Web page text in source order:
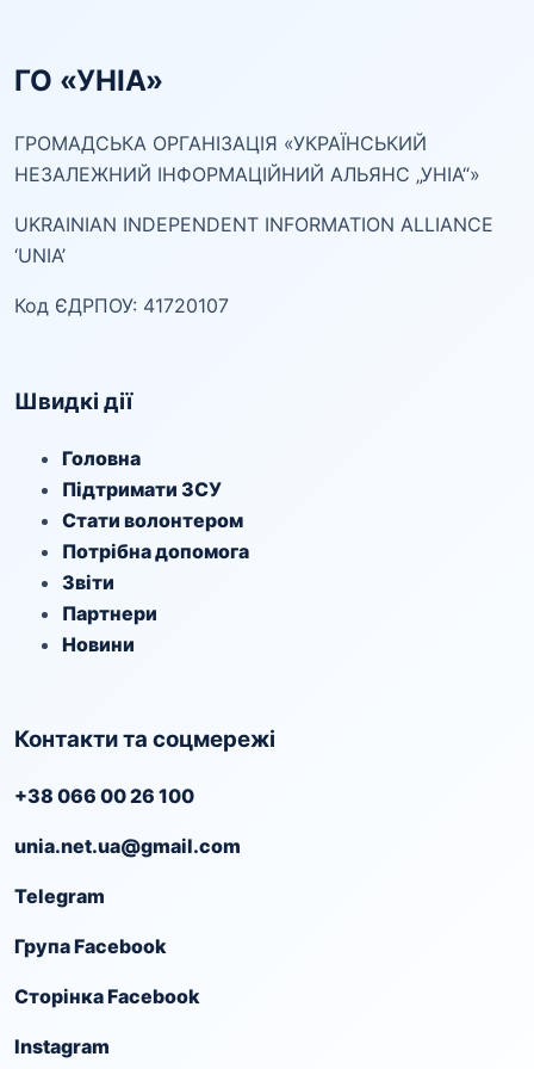
ГО «УНІА»
ГРОМАДСЬКА ОРГАНІЗАЦІЯ «УКРАЇНСЬКИЙ
НЕЗАЛЕЖНИЙ ІНФОРМАЦІЙНИЙ АЛЬЯНС „УНІА“»
UKRAINIAN INDEPENDENT INFORMATION ALLIANCE
‘UNIA’
Код ЄДРПОУ: 41720107
Швидкі дії
Головна
Підтримати ЗСУ
Стати волонтером
Потрібна допомога
Звіти
Партнери
Новини
Контакти та соцмережі
+38 066 00 26 100
unia.net.ua@gmail.com
Telegram
Група Facebook
Сторінка Facebook
Instagram